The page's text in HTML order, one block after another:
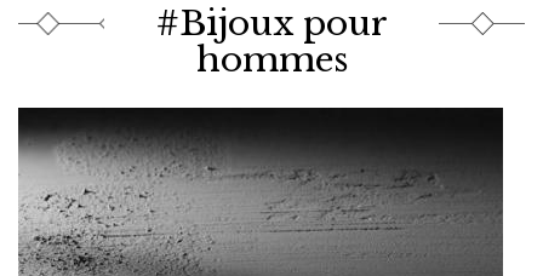
#Bijoux pour
hommes